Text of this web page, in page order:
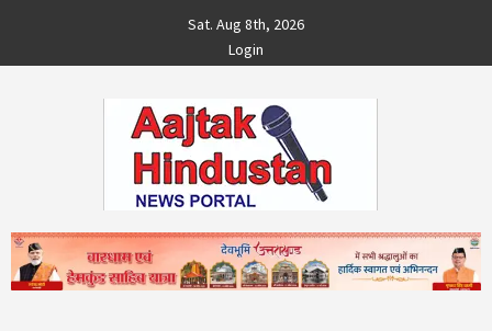
content
Sat. Aug 8th, 2026
Login